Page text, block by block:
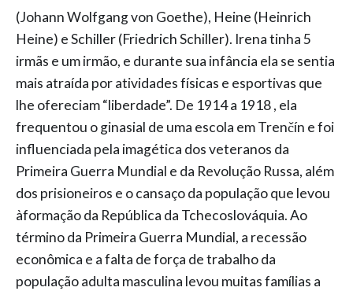
(Johann Wolfgang von Goethe), Heine (Heinrich
Heine) e Schiller (Friedrich Schiller). Irena tinha 5
irmãs e um irmão, e durante sua infância ela se sentia
mais atraída por atividades físicas e esportivas que
lhe ofereciam “liberdade”. De 1914 a 1918 , ela
frequentou o ginasial de uma escola em Trenčín e foi
influenciada pela imagética dos veteranos da
Primeira Guerra Mundial e da Revolução Russa, além
dos prisioneiros e o cansaço da população que levou
àformação da República da Tchecoslováquia. Ao
término da Primeira Guerra Mundial, a recessão
econômica e a falta de força de trabalho da
população adulta masculina levou muitas famílias a